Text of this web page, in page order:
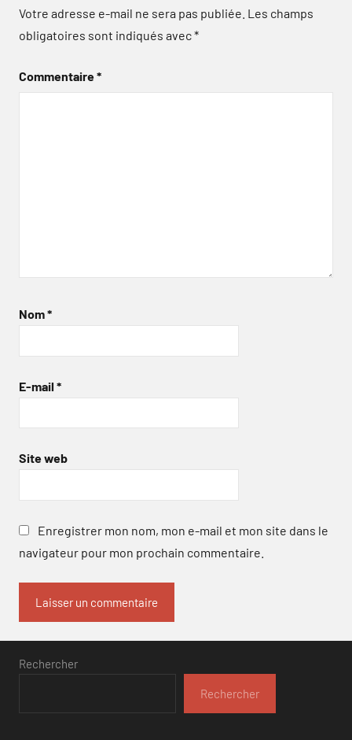
Votre adresse e-mail ne sera pas publiée. Les champs
obligatoires sont indiqués avec*
Commentaire*
Nom*
E-mail *
Site web
Enregistrer mon nom, mon e-mail et mon site dans le
navigateur pour mon prochain commentaire.
Rechercher
Rechercher